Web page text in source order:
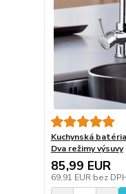
Kuchynská
Dva režimy výsuvy
85,99 EUR
69,91 EUR bez